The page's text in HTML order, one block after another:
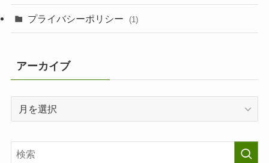
プライバシーポリシー (1)
アーカイブ
イ